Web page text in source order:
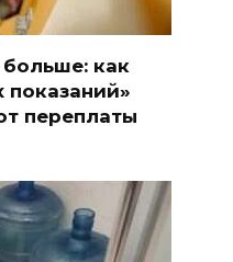
больше: как
показаний»
переплаты